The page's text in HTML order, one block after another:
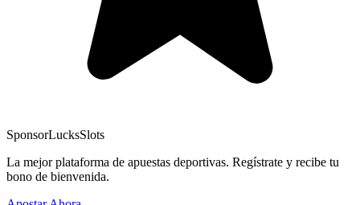
SponsorLucksSlots
La mejor plataforma de apuestas deportivas. Regístrate y recibe tu
bono de bienvenida.